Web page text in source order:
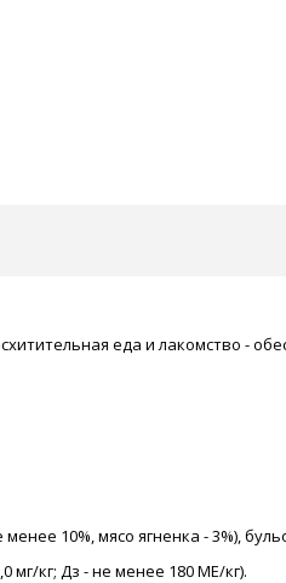
еда и лакомство -
10%, мясо ягненка - 3%),
мг/кг; Дз - не менее 180 МЕ/кг).